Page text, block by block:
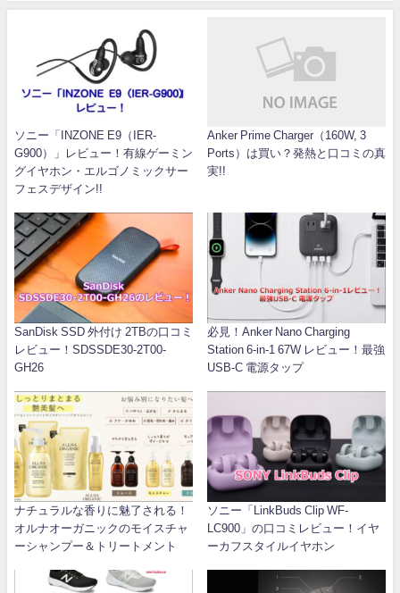
ソニー「INZONE E9（IER-
G900）」レビュー！有線ゲーミン
グイヤホン・エルゴノミックサー
フェスデザイン!!
Anker Prime Charger（160W, 3
Ports）は買い？発熱と口コミの真
実!!
SanDisk SSD 外付け 2TBの口コミ
レビュー！SDSSDE30-2T00-
GH26
必見！Anker Nano Charging
Station 6-in-1 67W レビュー！最強
USB-C 電源タップ
ナチュラルな香りに魅了される！
オルナオーガニックのモイスチャ
ーシャンプー＆トリートメント
ソニー「LinkBuds Clip WF-
LC900」の口コミレビュー！イヤ
ーカフスタイルイヤホン